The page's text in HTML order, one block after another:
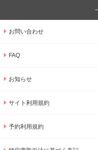
お問い合わせ
FAQ
お知らせ
サイト利用規約
予約利用規約